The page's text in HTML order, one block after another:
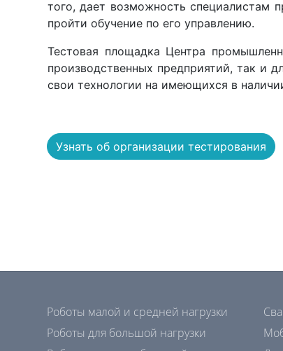
того, дает возможность специалистам
пройти обучение по его управлению.
Тестовая площадка Центра
производственных предприятий, так и
свои технологии на имеющихся в
Узнать об организации тестирования
Роботы малой и средней нагрузки
Роботы для большой нагрузки